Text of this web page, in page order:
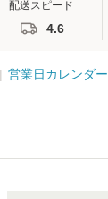
配送スピード
4.6
営業日カレンダー